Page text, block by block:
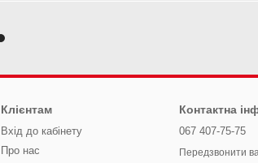
Клієнтам
Вхід до кабінету
Про нас
Контактна
067 407-75-75
Передзвонити